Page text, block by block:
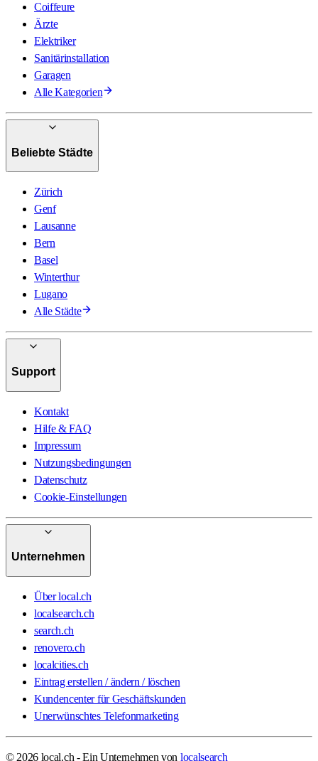
Coiffeure
Ärzte
Elektriker
Sanitärinstallation
Garagen
Alle Kategorien
Beliebte Städte
Zürich
Genf
Lausanne
Bern
Basel
Winterthur
Lugano
Alle Städte
Support
Kontakt
Hilfe & FAQ
Impressum
Nutzungsbedingungen
Datenschutz
Cookie-Einstellungen
Unternehmen
Über local.ch
localsearch.ch
search.ch
renovero.ch
localcities.ch
Eintrag erstellen / ändern / löschen
Kundencenter für Geschäftskunden
Unerwünschtes Telefonmarketing
© 2026 local.ch - Ein Unternehmen von localsearch